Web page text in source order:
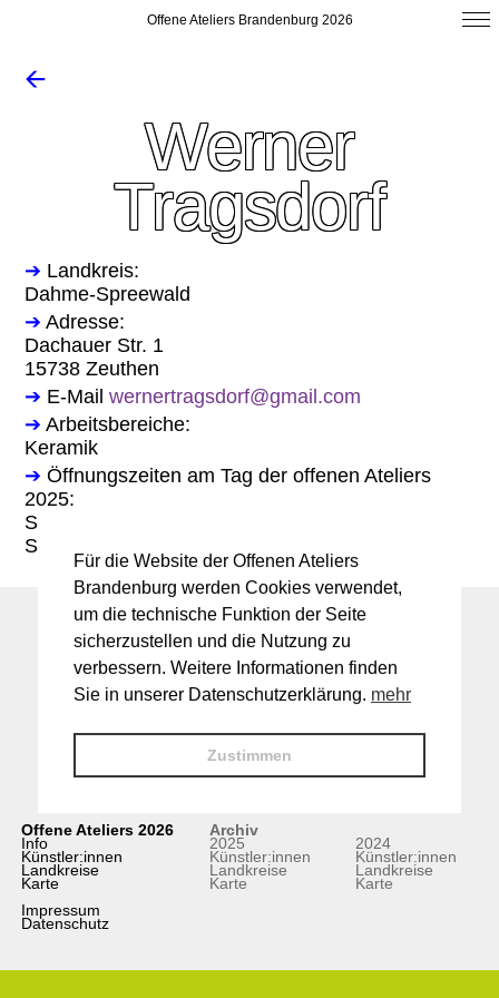
Offene Ateliers Brandenburg 2026
🡨
Werner
Tragsdorf
➔ Landkreis:
Dahme-Spreewald
➔ Adresse:
Dachauer Str. 1
15738 Zeuthen
➔ E-Mailwernertragsdorf@gmail.com
➔ Arbeitsbereiche:
Keramik
➔ Öffnungszeiten am Tag der offenen Ateliers
2025:
Sa. 14-18 Uhr
So. 11-18 Uhr
Offene Ateliers 2026
Info
Künstler:innen
Landkreise
Karte
Impressum
Datenschutz
Archiv
2025
Künstler:innen
Landkreise
Karte
2024
Künstler:innen
Landkreise
Karte
Für die Website der Offenen Ateliers
Brandenburg werden Cookies verwendet,
um die technische Funktion der Seite
sicherzustellen und die Nutzung zu
verbessern. Weitere Informationen finden
Sie in unserer Datenschutzerklärung. mehr
Zustimmen